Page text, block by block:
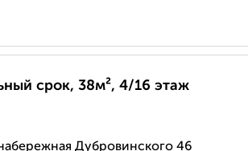
срок, 38м², 4/16 этаж
Дубровинского 46